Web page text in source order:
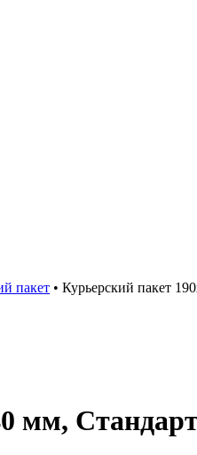
пакет • Курьерский пакет
мм,